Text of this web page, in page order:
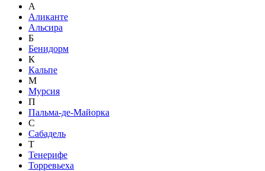
А
Аликанте
Альсира
Б
Бенидорм
К
Кальпе
М
Мурсия
П
Пальма-де-Майорка
С
Сабадель
Т
Тенерифе
Торревьеха